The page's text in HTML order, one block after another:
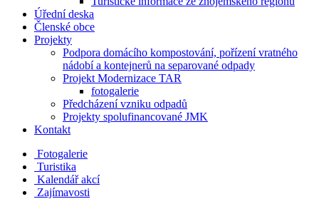
Úřední deska
Členské obce
Projekty
Podpora domácího kompostování, pořízení vratného
nádobí a kontejnerů na separované odpady
Projekt Modernizace TAR
fotogalerie
Předcházení vzniku odpadů
Projekty spolufinancované JMK
Kontakt
Fotogalerie
Turistika
Kalendář akcí
Zajímavosti